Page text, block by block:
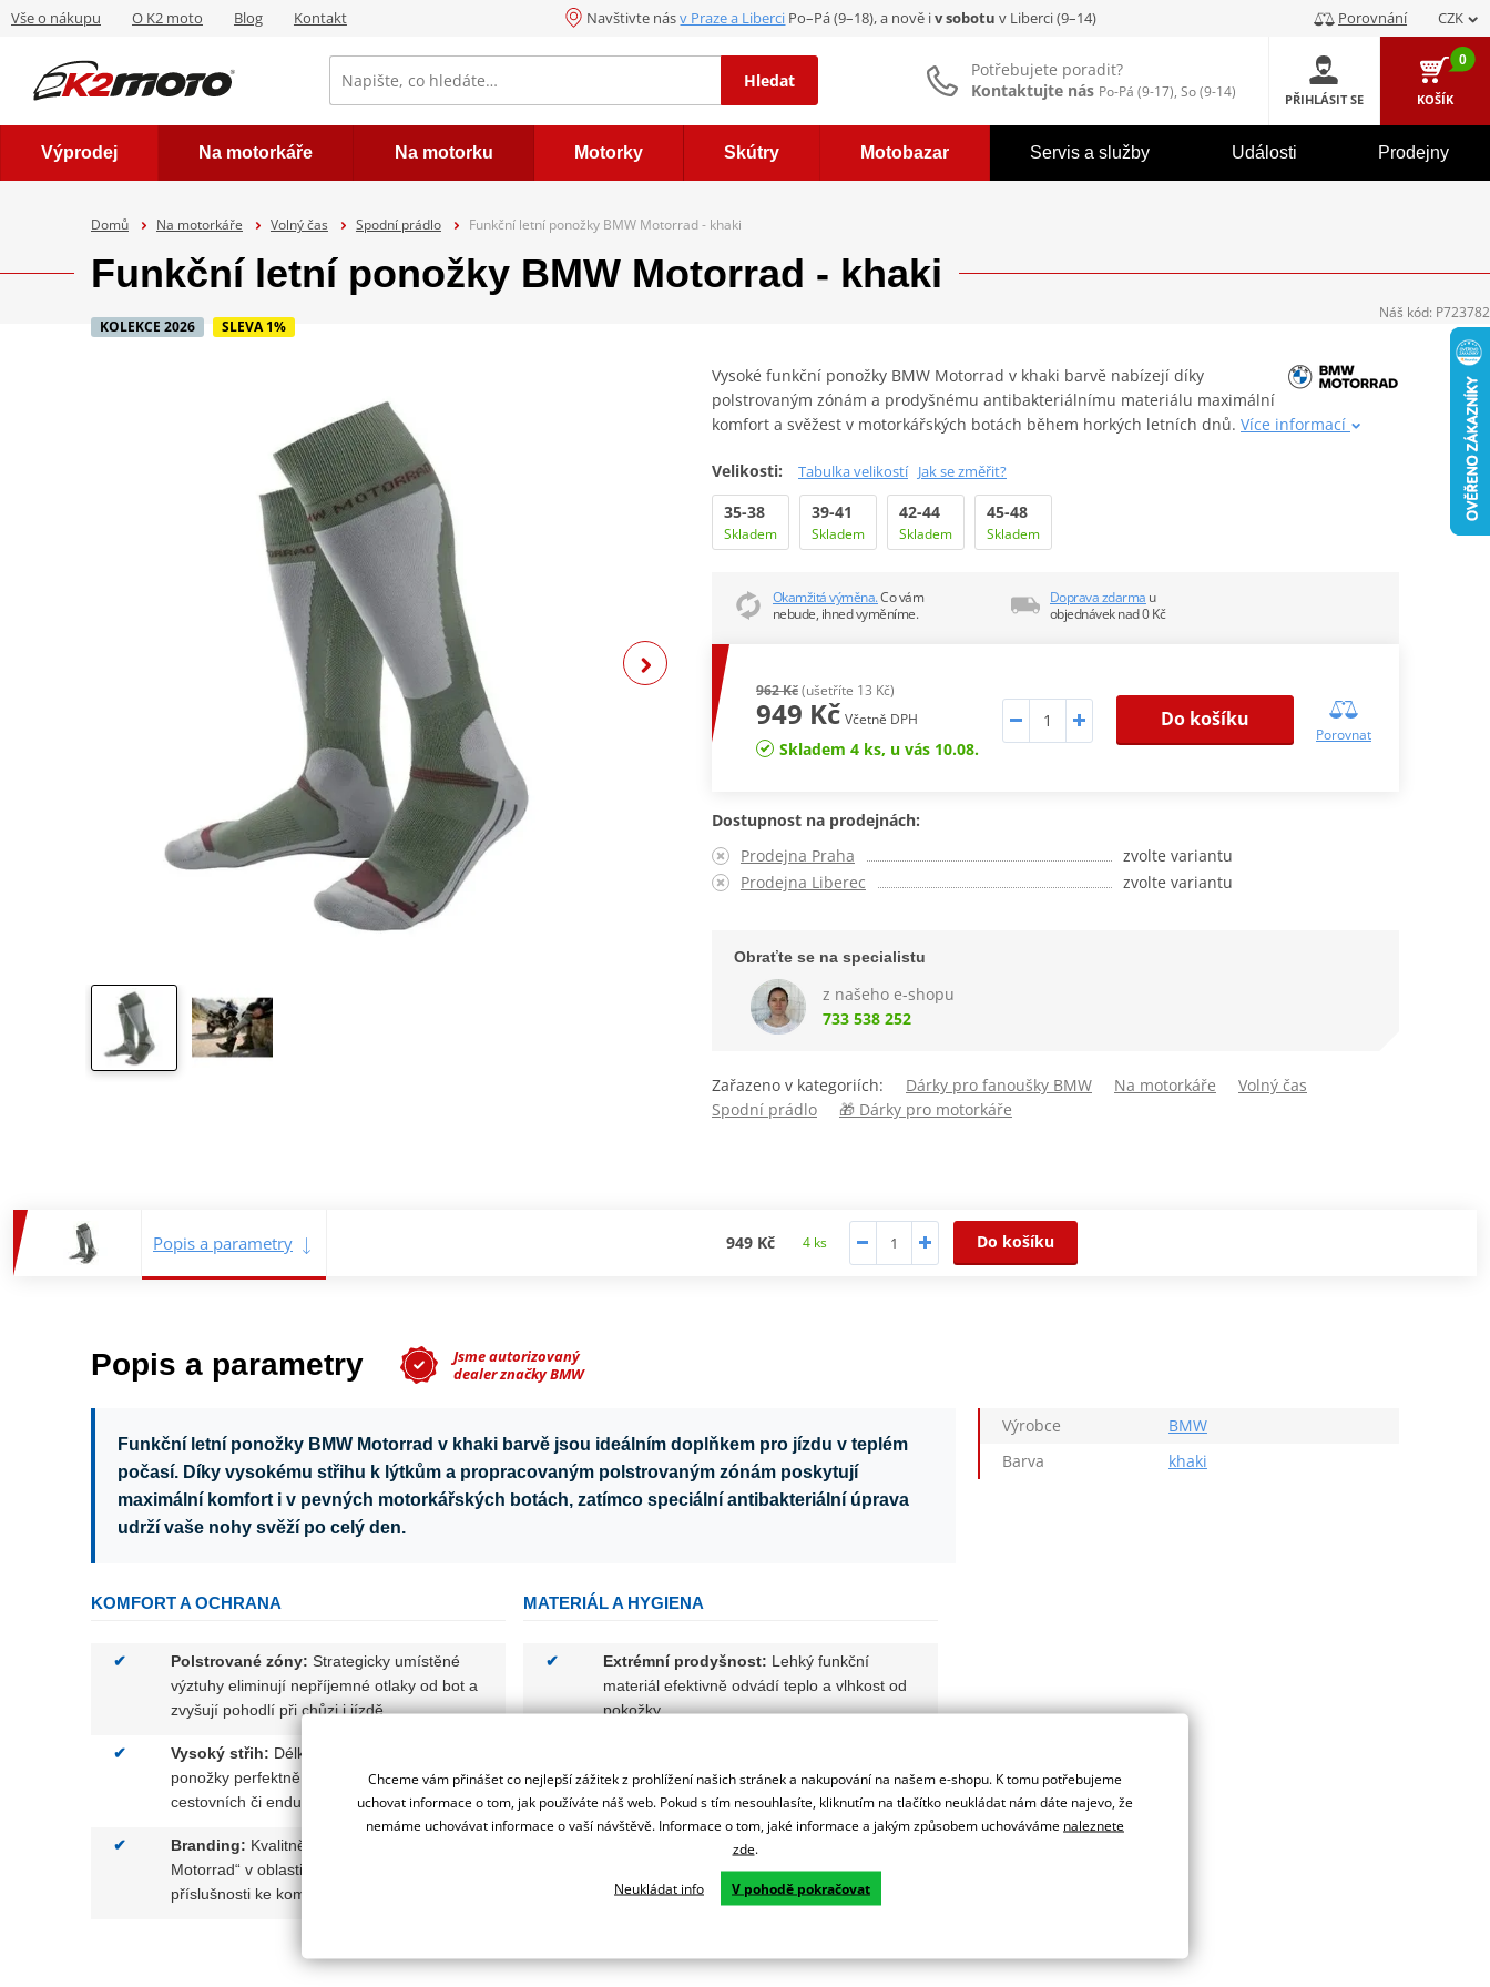
Vše o nákupu O K2 moto Blog Kontakt Navštivte násv Praze a Liberci Po–Pá (9–18), a nově iv sobotu v Liberci (9–14) Porovnání CZK
Hledat
Potřebujete poradit?
Kontaktujte nás Po-Pá (9-17), So (9-14) PŘIHLÁSIT SE
0
KOŠÍK
Výprodej Na motorkáře Na motorku Motorky Skútry Motobazar Servis a služby Události Prodejny
Domů Na motorkáře Volný čas Spodní prádlo Funkční letní ponožky BMW Motorrad - khaki
Funkční letní ponožky BMW Motorrad - khaki
KOLEKCE 2026 SLEVA 1%
Vysoké funkční ponožky BMW Motorrad v khaki barvě nabízejí díky
polstrovaným zónám a prodyšnému antibakteriálnímu materiálu maximální
komfort a svěžest v motorkářských botách během horkých letních dnů. Více informací
Velikosti: Tabulka velikostí Jak se změřit?
35-38
Skladem
39-41
Skladem
42-44
Skladem
45-48
Skladem
Okamžitá výměna.Co vám
nebude, ihned vyměníme.
Doprava zdarma u
objednávek nad 0 Kč
962 Kč(ušetříte 13 Kč)
949 Kč Včetně DPH
Skladem 4 ks, u vás 10.08.
Do košíku
Porovnat
Dostupnost na prodejnách:
Prodejna Praha
zvolte variantu
Prodejna Liberec
zvolte variantu
Obraťte se na specialistu
z našeho e-shopu
733 538 252
Zařazeno v kategoriích: Dárky pro fanoušky BMW Na motorkáře
Volný čas
Spodní prádlo
🎁 Dárky pro motorkáře
Popis a parametry 949 Kč 4 ks Do košíku
Popis a parametry
Jsme autorizovaný
dealer značky BMW
Funkční letní ponožky BMW Motorrad v khaki barvě jsou ideálním doplňkem pro jízdu v teplém
počasí. Díky vysokému střihu k lýtkům a propracovaným polstrovaným zónám poskytují
maximální komfort i v pevných motorkářských botách, zatímco speciální antibakteriální úprava
udrží vaše nohy svěží po celý den.
KOMFORT A OCHRANA
✔ Polstrované zóny: Strategicky umístěné
výztuhy eliminují nepříjemné otlaky od bot a
zvyšují pohodlí při chůzi i jízdě.
✔ Vysoký střih: Délka k lýtkům zajišťuje, že
ponožky perfektně sedí i ve vysokých
cestovních či enduro botách.
✔ Branding: Kvalitně tkaný nápis „BMW
Motorrad“ v oblasti holeně jako symbol
příslušnosti ke komunitě.
MATERIÁL A HYGIENA
✔ Extrémní prodyšnost: Lehký funkční
materiál efektivně odvádí teplo a vlhkost od
pokožky.
množení bakterií aktivně bojuje proti vzniku
nepříjemného zápachu.
Letní optimalizace:Speciálně vyvinuto pro
náročné použití při vysokých venkovních
teplotách.
Výrobce
BMW
Barva
khaki
Náš kód: P723782
Chceme vám přinášet co nejlepší zážitek z prohlížení našich stránek a nakupování na našem e-shopu. K tomu potřebujeme
uchovat informace o tom, jak používáte náš web. Pokud s tím nesouhlasíte, kliknutím na tlačítko neukládat nám dáte najevo, že
nemáme uchovávat informace o vaší návštěvě. Informace o tom, jaké informace a jakým způsobem uchováváme naleznete
zde.
Neukládat info V pohodě pokračovat